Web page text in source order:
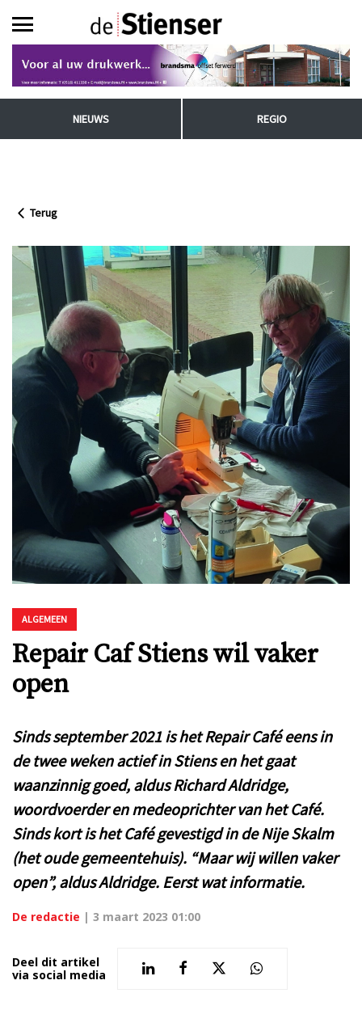
NIEUWS REGIO
Terug
ALGEMEEN
Repair Caf Stiens wil vaker
open
Sinds september 2021 is het Repair Café eens in
de twee weken actief in Stiens en het gaat
waanzinnig goed, aldus Richard Aldridge,
woordvoerder en medeoprichter van het Café.
Sinds kort is het Café gevestigd in de Nije Skalm
(het oude gemeentehuis). “Maar wij willen vaker
open”, aldus Aldridge. Eerst wat informatie.
De redactie | 3 maart 2023 01:00
Deel dit artikel
via social media